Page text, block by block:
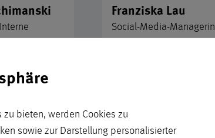
­
4580
Franziska Lau
Social-Media-Managerin
(Elternzeitvertretung)
bieten, werden Cookies zu
sowie zur Darstellung personalisierter